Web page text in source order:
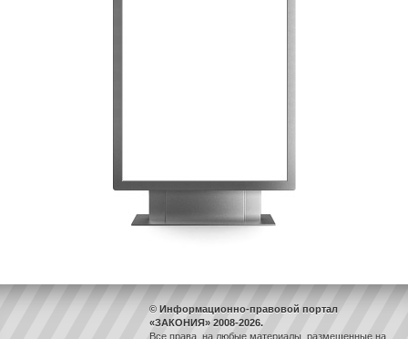
© Информационно-правовой портал
«ЗАКОНИЯ» 2008-2026.
Все права, на любые материалы, размещенные на